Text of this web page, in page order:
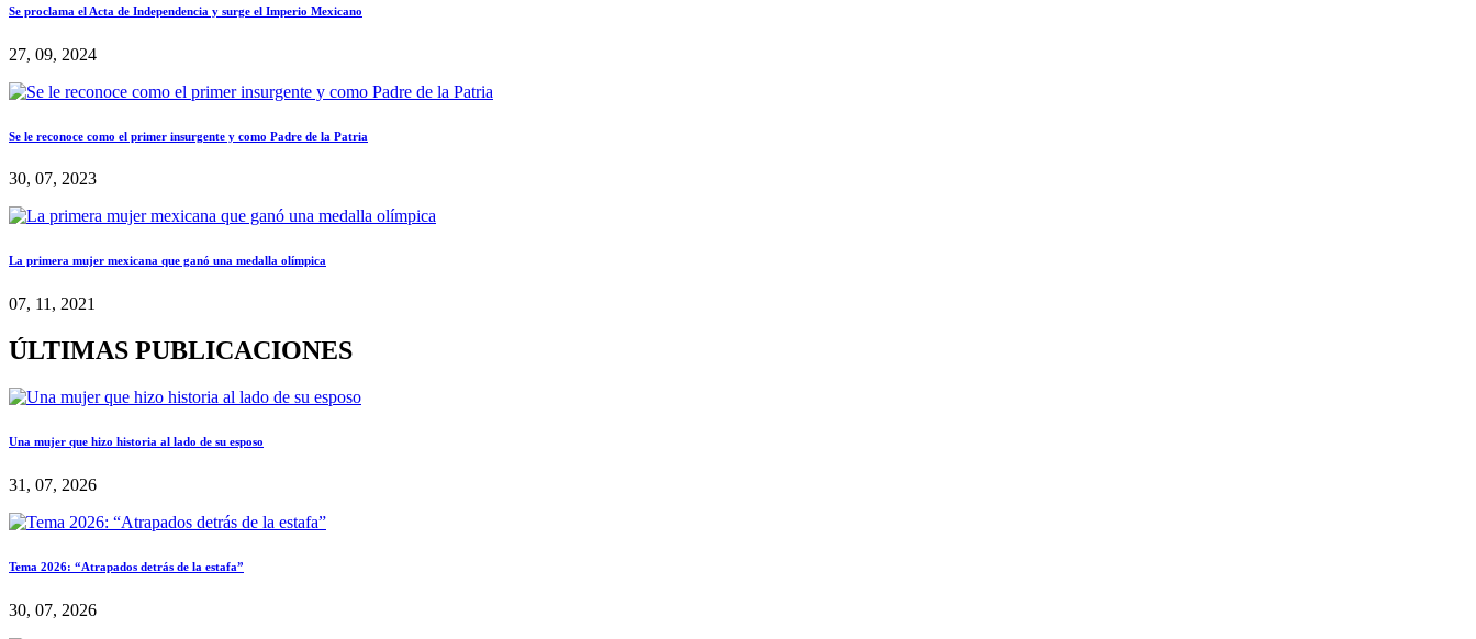
Se proclama el Acta de Independencia y surge el Imperio Mexicano
27, 09, 2024
Se le reconoce como el primer insurgente y como Padre de la Patria
30, 07, 2023
La primera mujer mexicana que ganó una medalla olímpica
07, 11, 2021
ÚLTIMAS PUBLICACIONES
Una mujer que hizo historia al lado de su esposo
31, 07, 2026
Tema 2026: “Atrapados detrás de la estafa”
30, 07, 2026